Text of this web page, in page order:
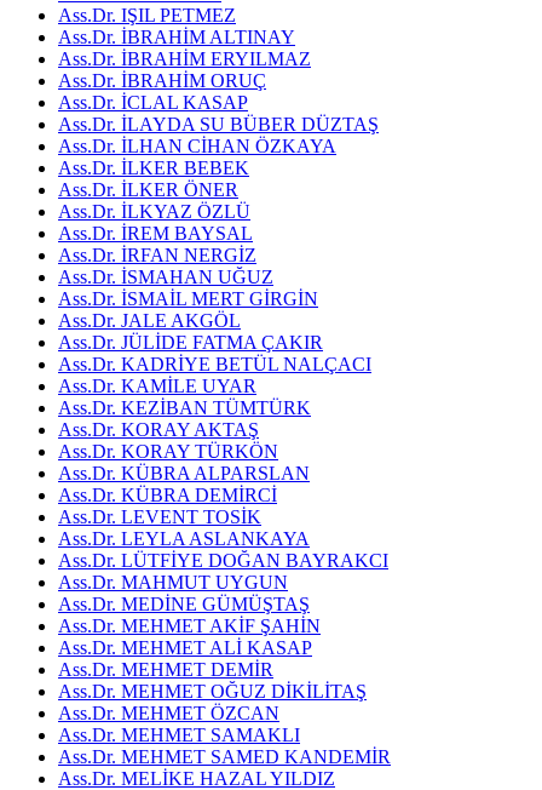
Ass.Dr. IŞIL PETMEZ
Ass.Dr. İBRAHİM ALTINAY
Ass.Dr. İBRAHİM ERYILMAZ
Ass.Dr. İBRAHİM ORUÇ
Ass.Dr. İCLAL KASAP
Ass.Dr. İLAYDA SU BÜBER DÜZTAŞ
Ass.Dr. İLHAN CİHAN ÖZKAYA
Ass.Dr. İLKER BEBEK
Ass.Dr. İLKER ÖNER
Ass.Dr. İLKYAZ ÖZLÜ
Ass.Dr. İREM BAYSAL
Ass.Dr. İRFAN NERGİZ
Ass.Dr. İSMAHAN UĞUZ
Ass.Dr. İSMAİL MERT GİRGİN
Ass.Dr. JALE AKGÖL
Ass.Dr. JÜLİDE FATMA ÇAKIR
Ass.Dr. KADRİYE BETÜL NALÇACI
Ass.Dr. KAMİLE UYAR
Ass.Dr. KEZİBAN TÜMTÜRK
Ass.Dr. KORAY AKTAŞ
Ass.Dr. KORAY TÜRKÖN
Ass.Dr. KÜBRA ALPARSLAN
Ass.Dr. KÜBRA DEMİRCİ
Ass.Dr. LEVENT TOSİK
Ass.Dr. LEYLA ASLANKAYA
Ass.Dr. LÜTFİYE DOĞAN BAYRAKCI
Ass.Dr. MAHMUT UYGUN
Ass.Dr. MEDİNE GÜMÜŞTAŞ
Ass.Dr. MEHMET AKİF ŞAHİN
Ass.Dr. MEHMET ALİ KASAP
Ass.Dr. MEHMET DEMİR
Ass.Dr. MEHMET OĞUZ DİKİLİTAŞ
Ass.Dr. MEHMET ÖZCAN
Ass.Dr. MEHMET SAMAKLI
Ass.Dr. MEHMET SAMED KANDEMİR
Ass.Dr. MELİKE HAZAL YILDIZ